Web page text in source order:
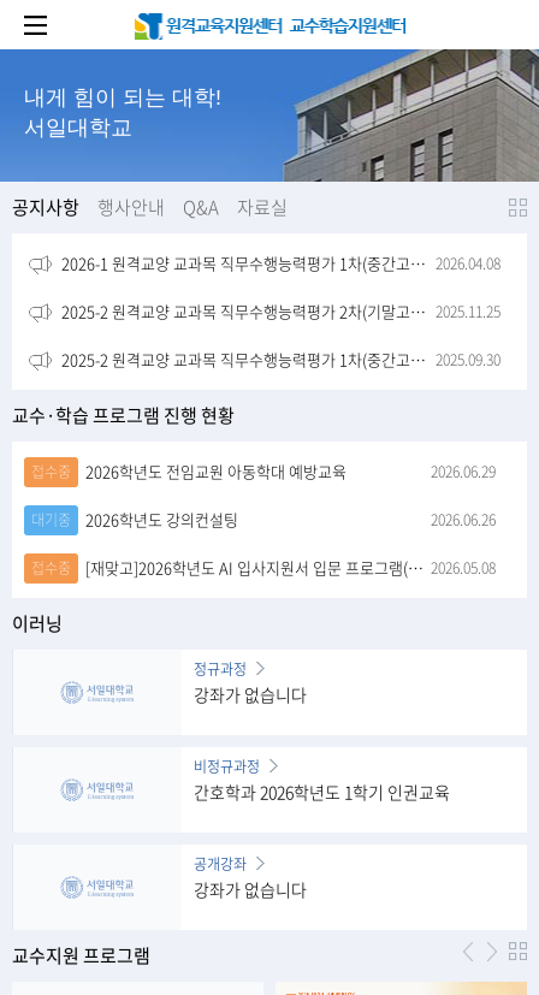
내게 힘이 되는 대학!
서일대학교
공지사항 행사안내 Q&A 자료실
2026-1 원격교양 교과목 직무수행능력평가 1차(중간고사) 안내사항 2026.04.08
2025-2 원격교양 교과목 직무수행능력평가 2차(기말고사) 안내사항 2025.11.25
2025-2 원격교양 교과목 직무수행능력평가 1차(중간고사) 안내사항 2025.09.30
교수·학습 프로그램 진행 현황
접수중 2026학년도 전임교원 아동학대 예방교육 2026.06.29
대기중 2026학년도 강의컨설팅 2026.06.26
접수중 [재맞고]2026학년도 AI 입사지원서 입문 프로그램(120분) 2026.05.08
이러닝
정규과정
강좌가 없습니다
비정규과정
간호학과 2026학년도 1학기 인권교육
공개강좌
강좌가 없습니다
교수지원 프로그램